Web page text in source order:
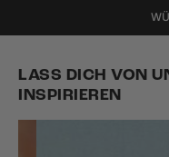
LASS DICH VON
INSPIRIEREN